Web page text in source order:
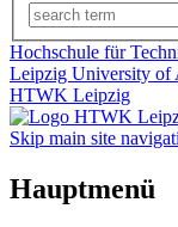
Hochschule für
Leipzig University of
HTWK Leipzig
Skip main site
Hauptmenü